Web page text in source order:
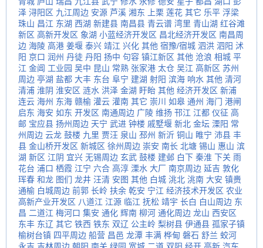
泽 浔阳区 九江周边 安源 芦溪 湘东 上栗 莲花 其它 乐平 浮梁
珠山 昌江 东湖 西湖 新建县 南昌县 青云谱 湾里 青山湖 红谷滩
新区 高新开发区 象湖 小蓝经济开发区 昌北经济开发区 南昌周
边 海陵 高港 姜堰 泰兴 靖江 兴化 其他 宿豫/宿城 泗洪 泗阳 沭
阳 京口 润州 丹徒 丹阳 扬中 句容 镇江新区 其他 沧浪 相城 平
江 金阊 工业园 吴中 昆山 常熟 张家港 太仓 吴江 高新区 苏州
周边 亭湖 盐都 大丰 东台 阜宁 建湖 射阳 滨海 响水 其他 清河
清浦 淮阴 淮安区 涟水 洪泽 金湖 盱眙 其他 经济开发区 新浦
连云 海州 东海 赣榆 灌云 灌南 其它 崇川 如皋 通州 海门 港闸
启东 海安 如东 开发区 南通周边 广陵 维扬 邗江 江都 仪征 高
邮 宝应县 扬州周边 天宁 武进 钟楼 戚墅堰 新北 金坛 溧阳 常
州周边 云龙 鼓楼 九里 贾汪 泉山 邳州 新沂 铜山 睢宁 沛县 丰
县 金山桥开发区 新城区 徐州周边 崇安 南长 北塘 锡山 惠山 滨
湖 新区 江阴 宜兴 无锡周边 玄武 鼓楼 建邺 白下 秦淮 下关 雨
花台 浦口 栖霞 江宁 六合 高淳 溧水 大厂 南京周边 延吉 敦化
珲春 和龙 图们 龙井 汪清 安图 其他 白城 洮北 洮南 大安 镇赉
通榆 白城周边 前郭 长岭 扶余 乾安 宁江 经济技术开发区 农业
高新产业开发区 八道江 江源 临江 抚松 靖宇 长白 白山周边 东
昌 二道江 梅河口 集安 通化 辉南 柳河 通化周边 龙山 西安区
东丰 东辽 其它 铁西 铁东 双辽 公主岭 梨树县 伊通县 孤家子镇
榆树台镇 四平周边 船营 昌邑 龙潭 丰满 桦甸 磐石 舒兰 蛟河